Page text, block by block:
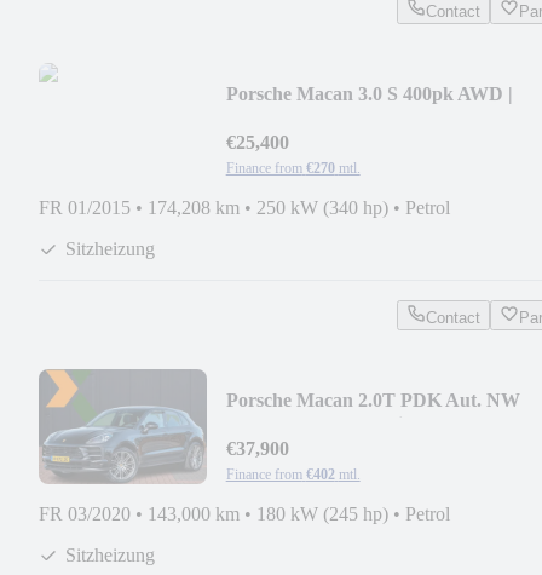
Contact
Porsche Macan 3.0 S 400pk AWD |
€25,400
Finance from €270 mtl.
FR 01/2015 • 174,208 km • 250 kW (340 hp) • Petrol
Sitzheizung
Contact
Porsche Macan 2.0T PDK Aut. NW
€37,900
Finance from €402 mtl.
FR 03/2020 • 143,000 km • 180 kW (245 hp) • Petrol
Sitzheizung